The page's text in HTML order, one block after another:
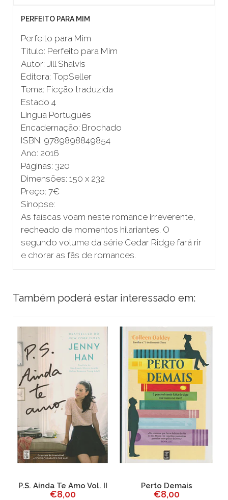
PERFEITO PARA MIM
Perfeito para Mim
Título: Perfeito para Mim
Autor: Jill Shalvis
Editora: TopSeller
Tema: Ficção traduzida
Estado 4
Lingua Português
Encadernação: Brochado
ISBN: 9789898849854
Ano: 2016
Páginas: 320
Dimensões: 150 x 232
Preço: 7€
Sinopse:
As faíscas voam neste romance irreverente,
recheado de momentos hilariantes. O
segundo volume da série Cedar Ridge fará rir
e chorar as fãs de romances.
Também poderá estar interessado em:
P.S. Ainda Te Amo Vol. II
€8,00
Perto Demais
€8,00